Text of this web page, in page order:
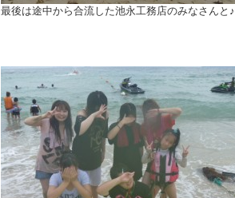
最後は途中から合流した池永工務店のみなさんと♪